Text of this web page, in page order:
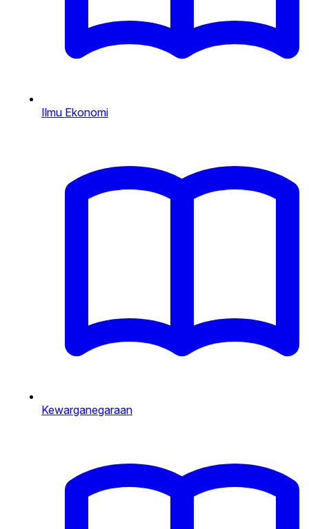
Ilmu Ekonomi
Kewarganegaraan